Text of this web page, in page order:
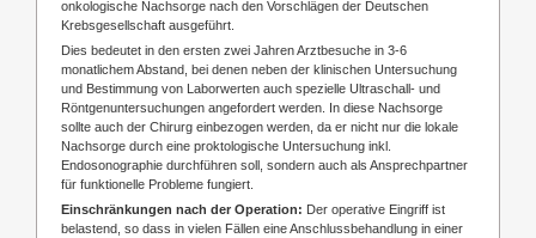
onkologische Nachsorge nach den Vorschlägen der Deutschen
Krebsgesellschaft ausgeführt.
Dies bedeutet in den ersten zwei Jahren Arztbesuche in 3-6
monatlichem Abstand, bei denen neben der klinischen Untersuchung
und Bestimmung von Laborwerten auch spezielle Ultraschall- und
Röntgenuntersuchungen angefordert werden. In diese Nachsorge
sollte auch der Chirurg einbezogen werden, da er nicht nur die lokale
Nachsorge durch eine proktologische Untersuchung inkl.
Endosonographie durchführen soll, sondern auch als Ansprechpartner
für funktionelle Probleme fungiert.
Einschränkungen nach der Operation: Der operative Eingriff ist
belastend, so dass in vielen Fällen eine Anschlussbehandlung in einer